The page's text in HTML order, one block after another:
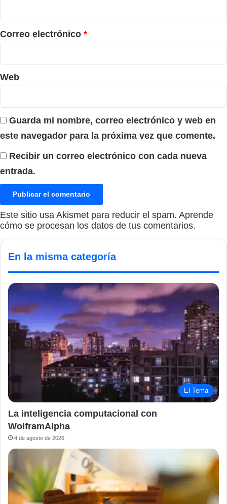
i
o
*
Correo electrónico *
Web
Guarda mi nombre, correo electrónico y web en
este navegador para la próxima vez que comente.
Recibir un correo electrónico con cada nueva
entrada.
Este sitio usa Akismet para reducir el spam. Aprende
cómo se procesan los datos de tus comentarios.
En la misma categoría
El Tema
La inteligencia computacional con
WolframAlpha
4 de agosto de 2026